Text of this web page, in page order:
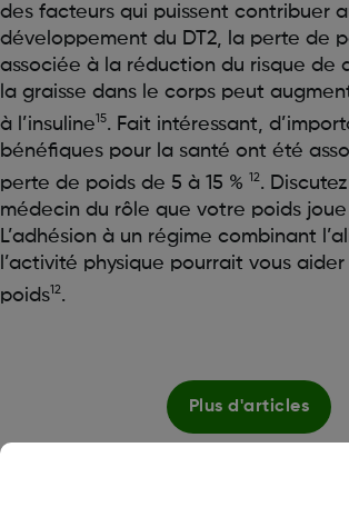
des facteurs qui puissent contribuer
développement du DT2, la perte de
associée à la réduction du risque de
la graisse dans le corps peut
à l’insuline15. Fait intéressant,
bénéfiques pour la santé ont été
perte de poids de 5 à 15 % 12 .
médecin du rôle que votre poids
L’adhésion à un régime combinant
l’activité physique pourrait vous
poids12 .
Plus d'articles